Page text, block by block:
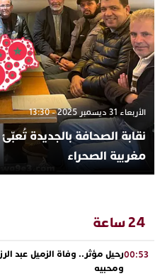
الأربعاء 31 ديسمبر 2025 - 13:30
نقابة الصحافة بالجديدة
مغربية الصحراء
24 ساعة
00:53رحيل مؤثر.. وفاة الزميل عبد
ومحبيه